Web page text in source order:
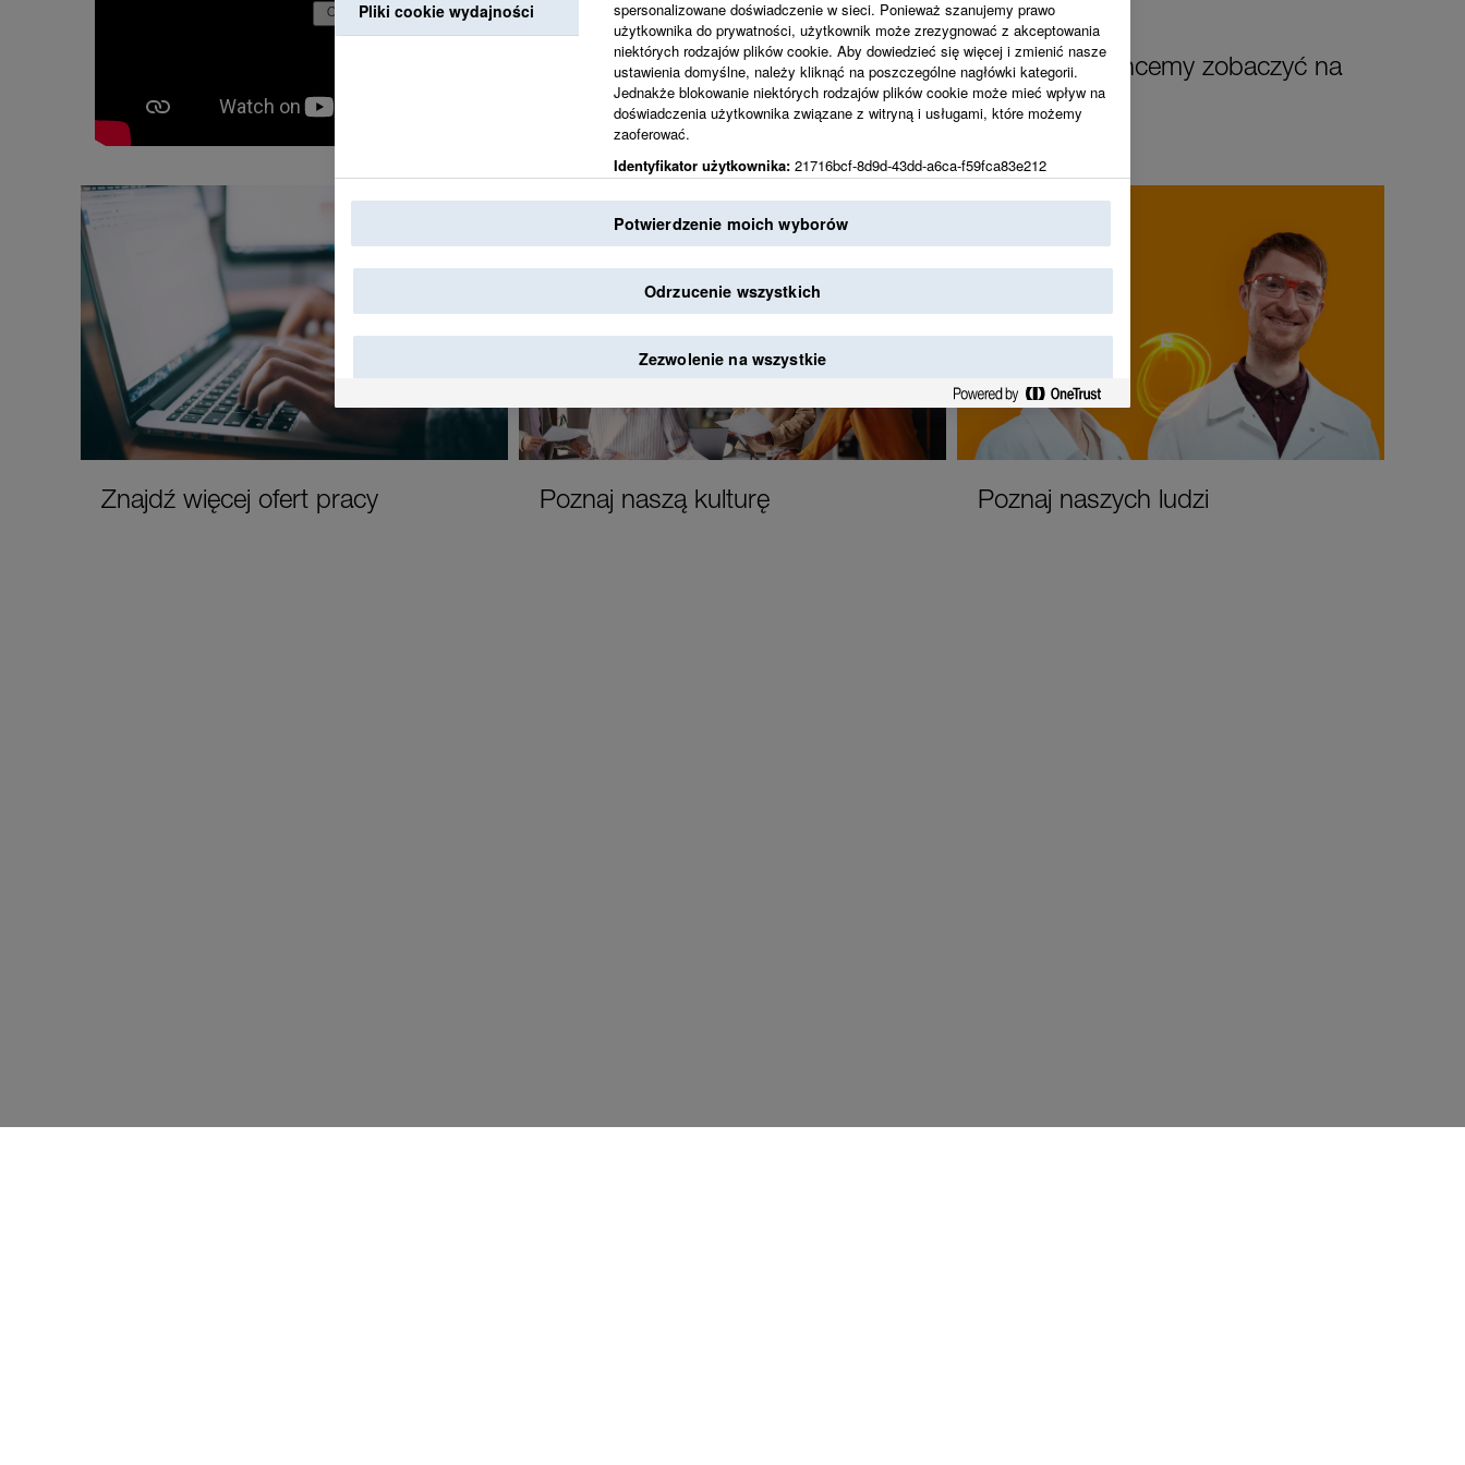
Razem tworzymy zmianę, którą chcemy zobaczyć na
świecie.
Znajdź więcej ofert pracy Poznaj naszą kulturę Poznaj naszych ludzi
Pliki cookie wydajności
spersonalizowane doświadczenie w sieci. Ponieważ szanujemy prawo
użytkownika do prywatności, użytkownik może zrezygnować z akceptowania
niektórych rodzajów plików cookie. Aby dowiedzieć się więcej i zmienić nasze
ustawienia domyślne, należy kliknąć na poszczególne nagłówki kategorii.
Jednakże blokowanie niektórych rodzajów plików cookie może mieć wpływ na
doświadczenia użytkownika związane z witryną i usługami, które możemy
zaoferować.
Identyfikator użytkownika: 21716bcf-8d9d-43dd-a6ca-f59fca83e212
Ten identyfikator użytkownika będzie używany jako unikalny identyfikator
podczas przechowywania i uzyskiwania dostępu do preferencji użytkownika w
przyszłości.
Sygnatury czasowej:--
Potwierdzenie moich wyborów
Odrzucenie wszystkich
Zezwolenie na wszystkie